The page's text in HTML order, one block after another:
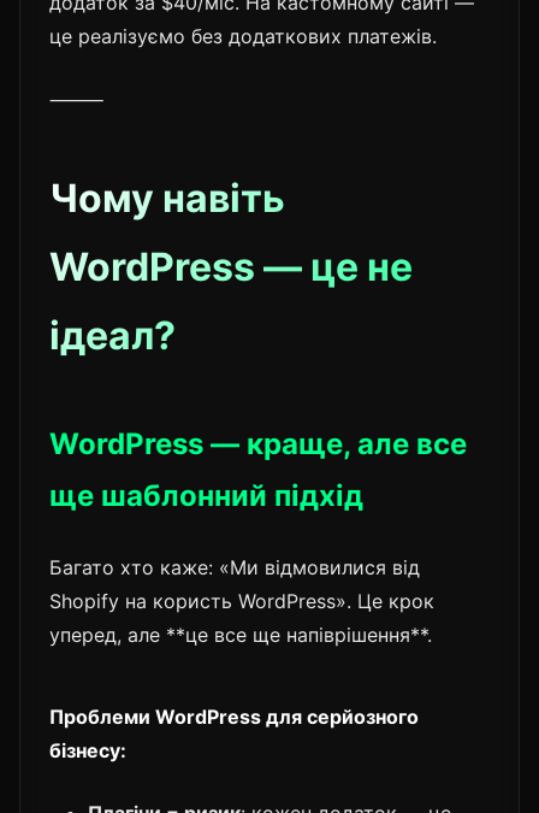
це реалізуємо без додаткових платежів.
⸻
Чому навіть
WordPress — це не
ідеал?
WordPress — краще, але все
ще шаблонний підхід
Багато хто каже: «Ми відмовилися від
Shopify на користь WordPress». Це крок
уперед, але **це все ще напіврішення**.
Проблеми WordPress для серйозного
бізнесу: